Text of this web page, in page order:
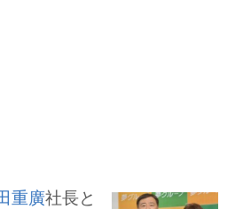
重廣社長と